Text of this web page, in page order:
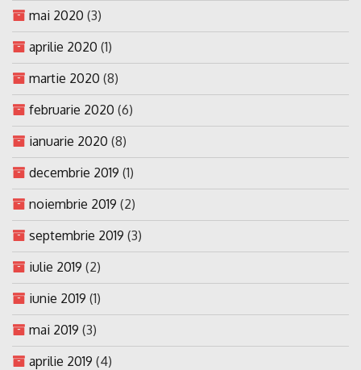
mai 2020 (3)
aprilie 2020 (1)
martie 2020 (8)
februarie 2020 (6)
ianuarie 2020 (8)
decembrie 2019 (1)
noiembrie 2019 (2)
septembrie 2019 (3)
iulie 2019 (2)
iunie 2019 (1)
mai 2019 (3)
aprilie 2019 (4)